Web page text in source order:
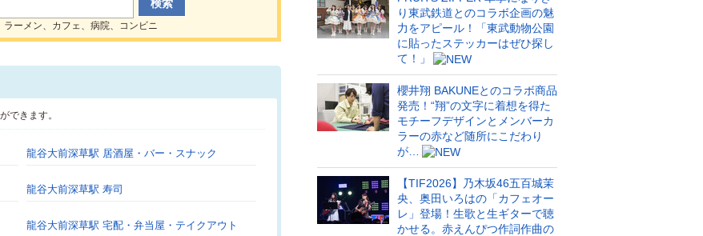
ラーメン、カフェ、病院、コンビニ
できます。
龍谷大前深草駅 居酒屋・バー・スナック
龍谷大前深草駅 寿司
龍谷大前深草駅 宅配・弁当屋・テイクアウト
り東武鉄道とのコラボ企画の魅
力をアピール！「東武動物公園
に貼ったステッカーはぜひ探し
て！」
櫻井翔 BAKUNEとのコラボ商品
発売！“翔”の文字に着想を得た
モチーフデザインとメンバーカ
ラーの赤など随所にこだわり
が…
【TIF2026】乃木坂46五百城茉
央、奥田いろはの「カフェオー
レ」登場！生歌と生ギターで聴
かせる。赤えんぴつ作詞作曲の